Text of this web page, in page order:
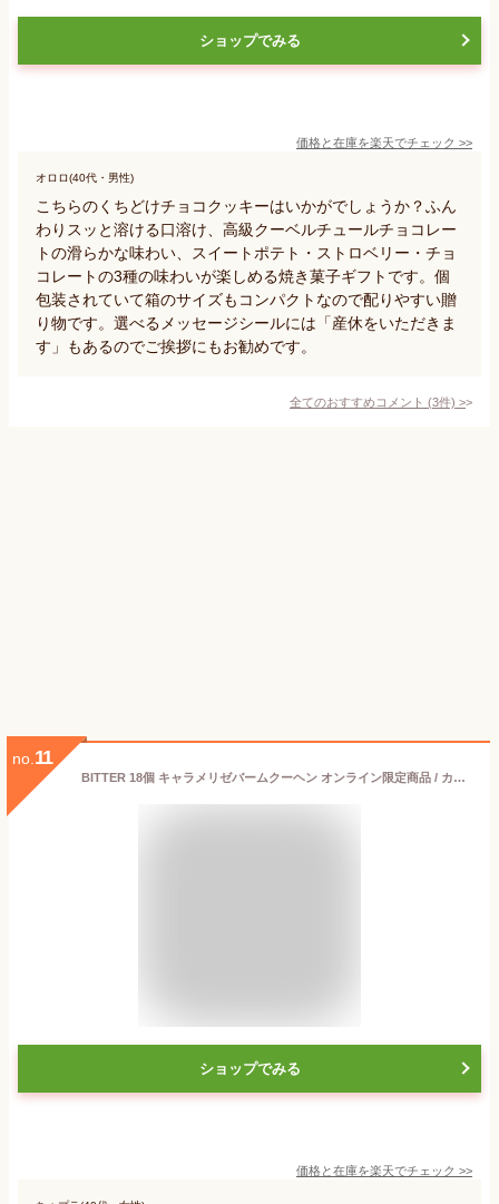
ショップでみる
価格と在庫を楽天でチェック >>
オロロ(40代・男性)
こちらのくちどけチョコクッキーはいかがでしょうか？ふん
わりスッと溶ける口溶け、高級クーベルチュールチョコレー
トの滑らかな味わい、スイートポテト・ストロベリー・チョ
コレートの3種の味わいが楽しめる焼き菓子ギフトです。個
包装されていて箱のサイズもコンパクトなので配りやすい贈
り物です。選べるメッセージシールには「産休をいただきま
す」もあるのでご挨拶にもお勧めです。
全てのおすすめコメント (3件) >
no. 11
BITTER 18個 キャラメリゼバームクーヘン オンライン限定商品 / カラメル 焦がしキャラメル / 個包装 お試し サンプル 訳あり 送料無料 工場直送 / ほろ苦い 大人の味 / バウムクーヘン 詰め合わせ セット / 小腹が空いたときに ぴったり 持ち運びできる サイズ お配り
ショップでみる
価格と在庫を楽天でチェック >>